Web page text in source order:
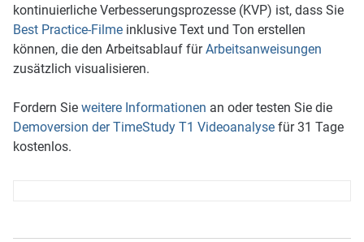
kontinuierliche Verbesserungsprozesse (KVP) ist, dass Sie
Best Practice-Filmeinklusive Text und Ton erstellen
können, die den Arbeitsablauf fürArbeitsanweisungen
zusätzlich visualisieren.
Fordern Sie weitere Informationen an oder testen Sie die
Demoversion der TimeStudy T1 Videoanalysefür 31 Tage
kostenlos.